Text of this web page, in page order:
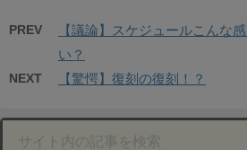
PREV
【議論】スケジュールこんな
い？
NEXT 【驚愕】復刻の復刻！？